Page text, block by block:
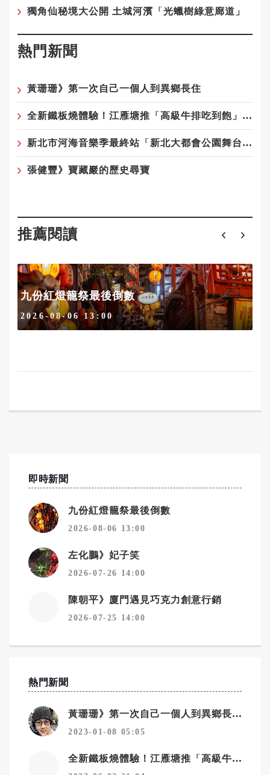
獨角仙秘境大公開 土城河濱「光蠟樹綠意廊道」
熱門新聞
黃珊珊》第一次自己一個人到異鄉長住
全新鐵板燒體驗！江雁塘推「高級牛排吃到飽」，給饕客最豪華的味蕾享受
新北市河海音樂季最終站「新北大都會公園舞台」8/23-24登場
張健豐》寶藏巖的歷史尋寶
推薦閱讀
九份紅燈籠祭最後倒數
2026-08-06 13:00
即時新聞
九份紅燈籠祭最後倒數
2026-08-06 13:00
左化鵬》妃子笑
2026-07-26 14:00
陳朝平》廈門遇見巧克力創意行銷
2026-07-25 14:00
熱門新聞
黃珊珊》第一次自己一個人到異鄉長住
2023-01-08 05:05
全新鐵板燒體驗！江雁塘推「高級牛排吃到飽」，給饕客最豪華的味蕾享受